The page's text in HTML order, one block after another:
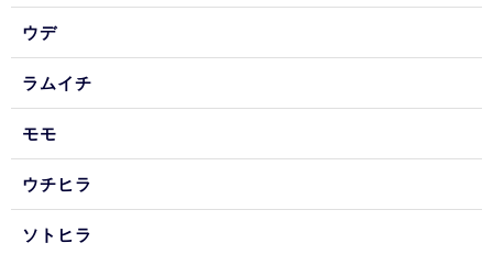
ウデ
ラムイチ
モモ
ウチヒラ
ソトヒラ